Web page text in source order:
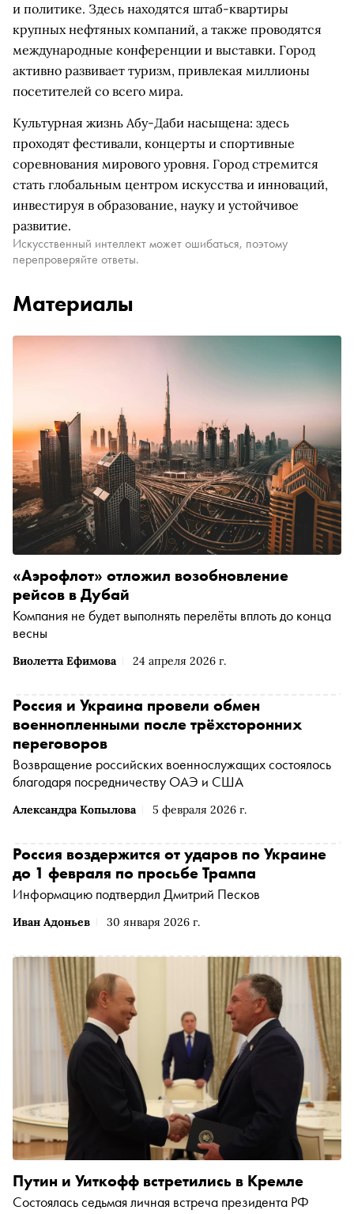
и политике. Здесь находятся штаб-квартиры
крупных нефтяных компаний, а также проводятся
международные конференции и выставки. Город
активно развивает туризм, привлекая миллионы
посетителей со всего мира.
Культурная жизнь Абу-Даби насыщена: здесь
проходят фестивали, концерты и спортивные
соревнования мирового уровня. Город стремится
стать глобальным центром искусства и инноваций,
инвестируя в образование, науку и устойчивое
развитие.
Искусственный интеллект может ошибаться, поэтому
перепроверяйте ответы.
Материалы
Виолетта Ефимова 24 апреля 2026 г.
«Аэрофлот» отложил возобновление
рейсов в Дубай
Компания не будет выполнять перелёты вплоть до конца
весны
Александра Копылова 5 февраля 2026 г.
Россия и Украина провели обмен
военнопленными после трёхсторонних
переговоров
Возвращение российских военнослужащих состоялось
благодаря посредничеству ОАЭ и США
Иван Адоньев 30 января 2026 г.
Россия воздержится от ударов по Украине
до 1 февраля по просьбе Трампа
Информацию подтвердил Дмитрий Песков
Путин и Уиткофф встретились в Кремле
Состоялась седьмая личная встреча президента РФ